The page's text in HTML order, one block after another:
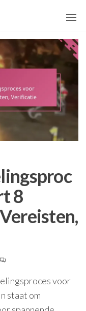
8
voor
staat om